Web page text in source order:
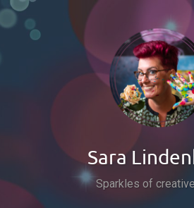
Naar
inhoud
Zoeken
Sara
Sparkles of